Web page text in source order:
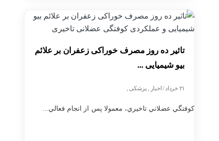
تاثیر ده روز مصرف خوراکی زعفران بر علائم
بیو شیمیایی ...
۲۱ خرداد / اخبار , پزشکی ,
کوفتگي عضلاني تاخيري، معمولا پس از انجام فعالي...